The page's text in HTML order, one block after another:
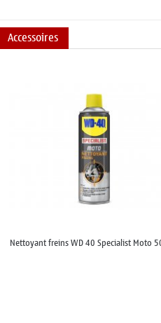
Accessoires
Nettoyant freins WD 40 Specialist Moto